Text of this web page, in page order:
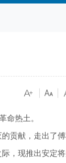
热土。
贡献，走出了
，现推出安定将